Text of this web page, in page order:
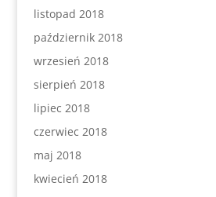
listopad 2018
październik 2018
wrzesień 2018
sierpień 2018
lipiec 2018
czerwiec 2018
maj 2018
kwiecień 2018